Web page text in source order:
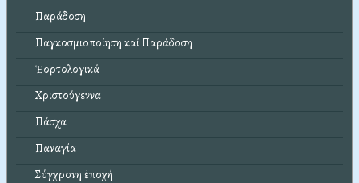
Παράδοση
Παγκοσμιοποίηση καί Παράδοση
Ἑορτολογικά
Χριστούγεννα
Πάσχα
Παναγία
Σύγχρονη ἐποχή